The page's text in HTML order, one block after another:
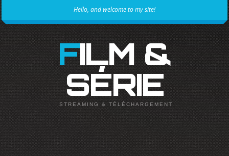
Hello, and welcome to my site!
FILM &
SÉRIE
STREAMING & TÉLÉCHARGEMENT